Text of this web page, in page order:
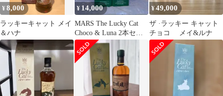
¥8,000
ラッキーキャット メイ
＆ハナ
¥ 14,000
MARS The Lucky Cat
Choco & Luna 2本セッ
ト
¥49,000
ザ ·ラッキー キャット
チョコ メイ&ルナ